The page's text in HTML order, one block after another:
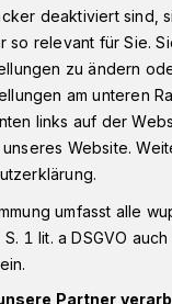
um 19 Uhr
Rimpar
deaktiviert sind,
so relevant für Sie.
zu ändern
am unteren
links auf der
Website.
umfasst alle
1 lit. a DSGVO
Partner